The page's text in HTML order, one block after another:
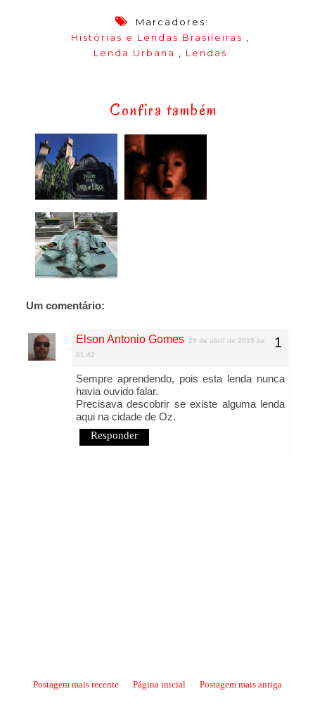
Marcadores:
Histórias e Lendas Brasileiras ,
Lenda Urbana , Lendas
Confira também
Um comentário:
Elson Antonio Gomes 29 de abril de 2015 às
01:42
Sempre aprendendo, pois esta lenda nunca
havia ouvido falar.
Precisava descobrir se existe alguma lenda
aqui na cidade de Oz.
Responder
Postagem mais recente Postagem mais antiga
Página inicial